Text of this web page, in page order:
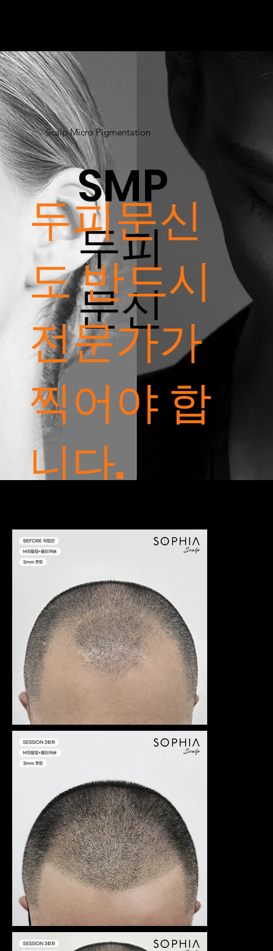
Scalp Micro Pigmentation
SMP
두피
문신
두피문신
도 반드시
전문가가
찍어야 합
니다.소피
아브로우
는 머신의
타공방식
으로 눈썹
결을 그려
넣는 페더
링기법 전